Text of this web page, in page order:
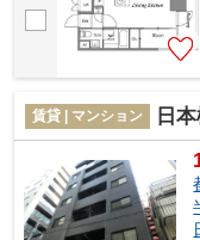
賃貸 | マンション 日